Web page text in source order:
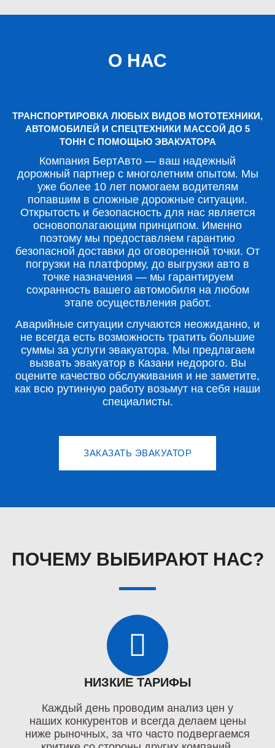
О НАС
ТРАНСПОРТИРОВКА ЛЮБЫХ ВИДОВ МОТОТЕХНИКИ,
АВТОМОБИЛЕЙ И СПЕЦТЕХНИКИ МАССОЙ ДО 5
ТОНН С ПОМОЩЬЮ ЭВАКУАТОРА
Компания БертАвто — ваш надежный
дорожный партнер с многолетним опытом. Мы
уже более 10 лет помогаем водителям
попавшим в сложные дорожные ситуации.
Открытость и безопасность для нас является
основополагающим принципом. Именно
поэтому мы предоставляем гарантию
безопасной доставки до оговоренной точки. От
погрузки на платформу, до выгрузки авто в
точке назначения — мы гарантируем
сохранность вашего автомобиля на любом
этапе осуществления работ.
Аварийные ситуации случаются неожиданно, и
не всегда есть возможность тратить большие
суммы за услуги эвакуатора. Мы предлагаем
вызвать эвакуатор в Казани недорого. Вы
оцените качество обслуживания и не заметите,
как всю рутинную работу возьмут на себя наши
специалисты.
ЗАКАЗАТЬ ЭВАКУАТОР
ПОЧЕМУ ВЫБИРАЮТ НАС?
НИЗКИЕ ТАРИФЫ
Каждый день проводим анализ цен у
наших конкурентов и всегда делаем цены
ниже рыночных, за что часто подвергаемся